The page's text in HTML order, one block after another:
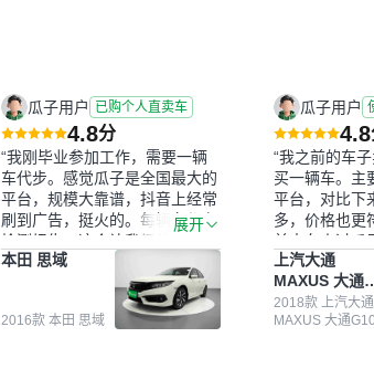
瓜子用户 已购个人直卖车
4.8分
“我刚毕业参加工作，需要一辆
车代步。感觉瓜子是全国最大的
平台，规模大靠谱，抖音上经常
刷到广告，挺火的。每辆车都有
检测报告，这个让我很放心。去
外面买车全凭卖家一张嘴，不敢
买。我买了本田思域，白色，过
户次数少，公里数符合，虽然价
格比我心理预期略高一点，但瓜
展开
本田 思域
2016款 本田 思域
瓜子用户
4.8
“我之前的车
买一辆车。主
平台，对比下
多，价格也更
前卖车来过瓜
成，但APP一
是大平台，整
终买了一台上
车，公里数9
上汽大通
MAXUS 大通
G10
2018款 上汽大通
MAXUS 大通G10